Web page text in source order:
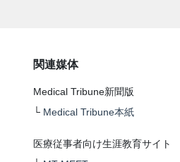
関連媒体
Medical Tribune新聞版
└ Medical Tribune本紙
医療従事者向け生涯教育サイト